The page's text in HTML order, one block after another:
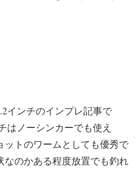
インチのインプレ記事で
はノーシンカーでも使え
ットのワームとしても優秀で
のかある程度放置でも釣れ